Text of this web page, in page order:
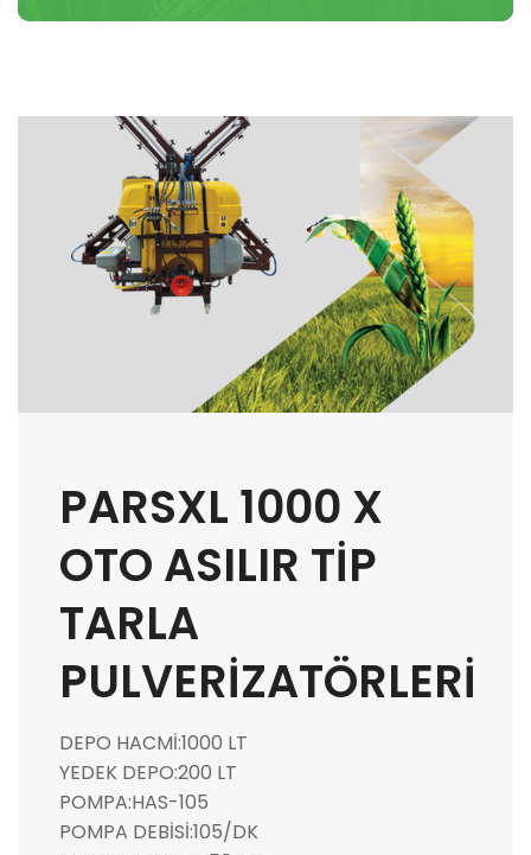
PARS 1000 ASILIR
TİP TARLA
PÜLVERIZATÖRÜ
DEPO HACMİ:1000 LT
POMPA DEBİSİ:105/DK
POMPA BASINCI:50 BAR
REGÜLATÖR:VDR90 BEŞ ÇIKIŞLI